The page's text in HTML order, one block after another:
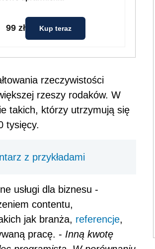
99 zł Kup teraz
rzeczywistości
rzeszy rodaków. W
takich, którzy utrzymują się
tysięcy.
z przykładami
usługi dla biznesu -
contentu,
jak branża, referencje,
pracę. - Inną kwotę